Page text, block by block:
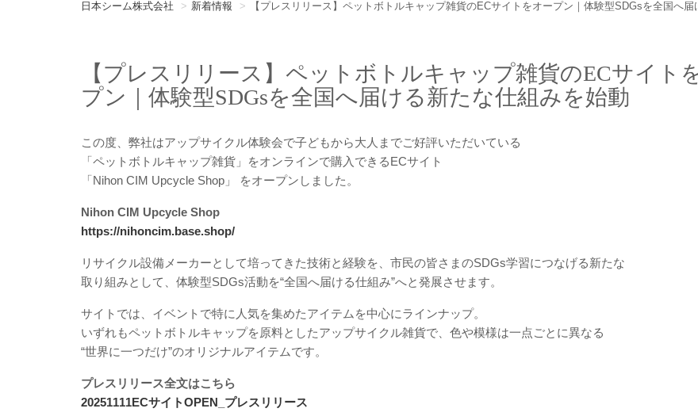
日本シーム株式会社 新着情報 【プレスリリース】ペットボトルキャップ雑貨のECサイトをオープン｜体験型SDGsを全国へ
【プレスリリース】ペットボトルキャップ雑貨のECサイト
プン｜体験型SDGsを全国へ届ける新たな仕組みを始動
この度、弊社はアップサイクル体験会で子どもから大人までご好評いただいている
「ペットボトルキャップ雑貨」をオンラインで購入できるECサイト
「Nihon CIM Upcycle Shop」 をオープンしました。
Nihon CIM Upcycle Shop
https://nihoncim.base.shop/
リサイクル設備メーカーとして培ってきた技術と経験を、市民の皆さまのSDGs学習につなげる新たな
取り組みとして、体験型SDGs活動を“全国へ届ける仕組み”へと発展させます。
サイトでは、イベントで特に人気を集めたアイテムを中心にラインナップ。
いずれもペットボトルキャップを原料としたアップサイクル雑貨で、色や模様は一点ごとに異なる
“世界に一つだけ”のオリジナルアイテムです。
プレスリリース全文はこちら
20251111ECサイトOPEN_プレスリリース